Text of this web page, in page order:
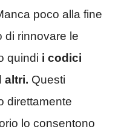
poco alla fine
di rinnovare le
quindi i codici
altri. Questi
direttamente
lo consentono